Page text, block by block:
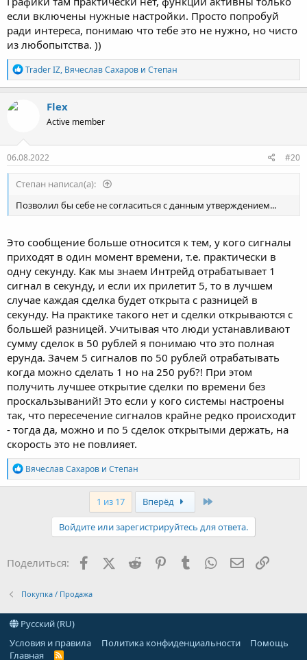
если включены нужные настройки. Просто попробуй
ради интереса, понимаю что тебе это не нужно, но чисто
из любопытства. ))
Р
е
а
:
Trader IZ, Вячеслав Сахаров и Степaн
Flex
Active member
06.08.2022 #20
Степaн написал(а):
Позволил бы себе не согласиться с данным утверждением...
Это сообщение больше относится к тем, у кого сигналы
приходят в один момент времени, т.е. практически в
одну секунду. Как мы знаем Интрейд отрабатывает 1
сигнал в секунду, и если их прилетит 5, то в лучшем
случае каждая сделка будет открыта с разницей в
секунду. На практике такого нет и сделки открываются с
большей разницей. Учитывая что люди устанавливают
сумму сделок в 50 рублей я понимаю что это полная
ерунда. Зачем 5 сигналов по 50 рублей отрабатывать
когда можно сделать 1 но на 250 руб?! При этом
получить лучшее открытие сделки по времени без
проскальзываний! Это если у кого системы настроены
так, что пересечение сигналов крайне редко происходит
- тогда да, можно и по 5 сделок открытыми держать, на
скорость это не повлияет.
Р
е
а
Вячеслав Сахаров и Степaн
1 из 17 Вперёд
Войдите или зарегистрируйтесь для ответа.
Поделиться: FacebookX (Twitter)
Reddit PinterestTumblr WhatsApp
Покупка / Продажа
Русский (RU)
Условия и правила
Политика конфиденциальности
Помощь
Главная
R